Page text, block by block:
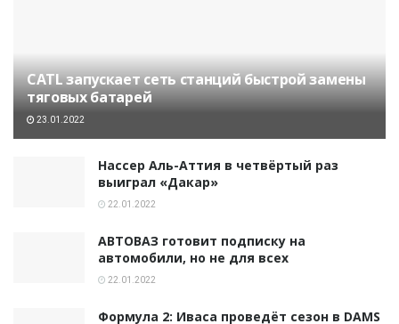
CATL запускает сеть станций быстрой замены
тяговых батарей
23.01.2022
Нассер Аль-Аттия в четвёртый раз
выиграл «Дакар»
22.01.2022
АВТОВАЗ готовит подписку на
автомобили, но не для всех
22.01.2022
Формула 2: Иваса проведёт сезон в DAMS